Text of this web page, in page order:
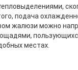
подача
жалюзи можно
местах.